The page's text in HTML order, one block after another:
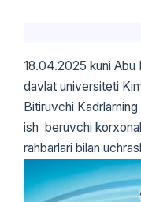
​18.04.2025 kuni Abu
davlat universiteti
Bitiruvchi
ish beruvchi
rahbarlari bilan